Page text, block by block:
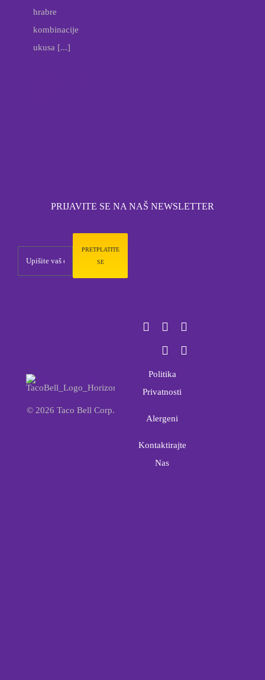
hrabre
kombinacije
ukusa [...]
PRIJAVITE SE NA NAŠ NEWSLETTER
PRETPLATITE
SE
© 2026 Taco Bell Corp.
Politika
Privatnosti
Alergeni
Kontaktirajte
Nas